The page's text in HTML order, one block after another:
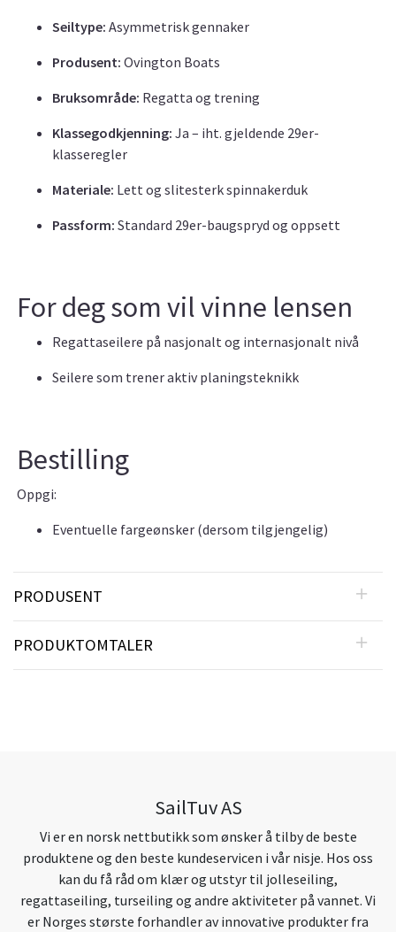
Seiltype: Asymmetrisk gennaker
Produsent: Ovington Boats
Bruksområde: Regatta og trening
Klassegodkjenning: Ja – iht. gjeldende 29er-
klasseregler
Materiale: Lett og slitesterk spinnakerduk
Passform: Standard 29er-baugspryd og oppsett
For deg som vil vinne lensen
Regattaseilere på nasjonalt og internasjonalt nivå
Seilere som trener aktiv planingsteknikk
Bestilling
Oppgi:
Eventuelle fargeønsker (dersom tilgjengelig)
PRODUSENT
PRODUKTOMTALER
SailTuv AS
Vi er en norsk nettbutikk som ønsker å tilby de beste
produktene og den beste kundeservicen i vår nisje. Hos oss
kan du få råd om klær og utstyr til jolleseiling,
regattaseiling, turseiling og andre aktiviteter på vannet. Vi
er Norges største forhandler av innovative produkter fra